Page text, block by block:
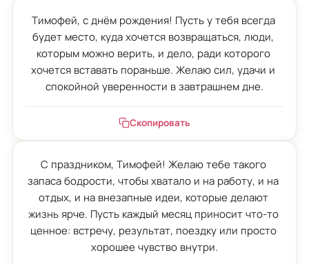
Тимофей, с днём рождения! Пусть у тебя всегда
будет место, куда хочется возвращаться, люди,
которым можно верить, и дело, ради которого
хочется вставать пораньше. Желаю сил, удачи и
спокойной уверенности в завтрашнем дне.
Скопировать
С праздником, Тимофей! Желаю тебе такого
запаса бодрости, чтобы хватало и на работу, и на
отдых, и на внезапные идеи, которые делают
жизнь ярче. Пусть каждый месяц приносит что-то
ценное: встречу, результат, поездку или просто
хорошее чувство внутри.